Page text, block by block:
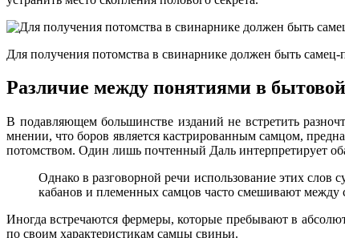
Для получения потомства в свинарнике должен быть самец-
Различие между понятиями в
В подавляющем большинстве изданий не встретить
мнении, что боров является кастрированным самцом,
потомством. Один лишь почтенный Даль интерпретирует
Однако в разговорной речи использование этих слов
кабанов и племенных самцов часто смешивают между
Иногда встречаются фермеры, которые пребывают в
по своим характеристикам самцы свиньи.